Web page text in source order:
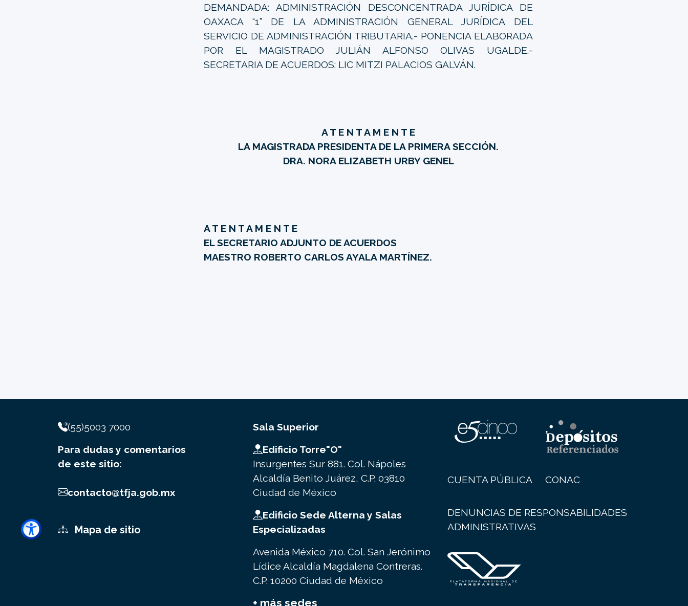
DEMANDADA: ADMINISTRACIÓN DESCONCENTRADA JURÍDICA DE
OAXACA “1” DE LA ADMINISTRACIÓN GENERAL JURÍDICA DEL
SERVICIO DE ADMINISTRACIÓN TRIBUTARIA.- PONENCIA ELABORADA
POR EL MAGISTRADO JULIÁN ALFONSO OLIVAS UGALDE.-
SECRETARIA DE ACUERDOS: LIC MITZI PALACIOS GALVÁN.
A T E N T A M E N T E
LA MAGISTRADA PRESIDENTA DE LA PRIMERA SECCIÓN.
DRA. NORA ELIZABETH URBY GENEL
A T E N T A M E N T E
EL SECRETARIO ADJUNTO DE ACUERDOS
MAESTRO ROBERTO CARLOS AYALA MARTÍNEZ.
(55)5003 7000
Para dudas y comentarios
de este sitio:
contacto@tfja.gob.mx
Mapa de sitio
Sala Superior
Edificio Torre"O"
Insurgentes Sur 881. Col. Nápoles
Alcaldía Benito Juárez, C.P. 03810
Ciudad de México
Edificio Sede Alterna y Salas
Especializadas
Avenida México 710. Col. San Jerónimo
Lídice Alcaldía Magdalena Contreras.
C.P. 10200 Ciudad de México
+ más sedes
CUENTA PÚBLICA CONAC
DENUNCIAS DE RESPONSABILIDADES
ADMINISTRATIVAS